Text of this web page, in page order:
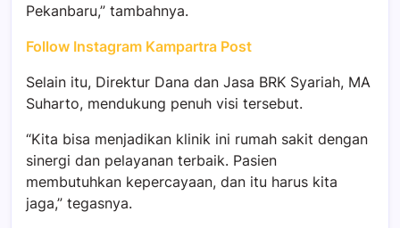
Pekanbaru,” tambahnya.
Follow Instagram Kampartra Post
Selain itu, Direktur Dana dan Jasa BRK Syariah, MA
Suharto, mendukung penuh visi tersebut.
“Kita bisa menjadikan klinik ini rumah sakit dengan
sinergi dan pelayanan terbaik. Pasien
membutuhkan kepercayaan, dan itu harus kita
jaga,” tegasnya.